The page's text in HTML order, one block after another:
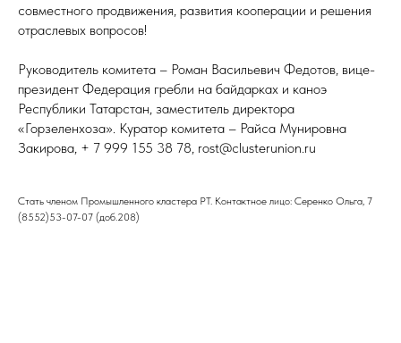
совместного продвижения, развития кооперации и решения
отраслевых вопросов!
Руководитель комитета – Роман Васильевич Федотов, вице-
президент Федерация гребли на байдарках и каноэ
Республики Татарстан, заместитель директора
«Горзеленхоза». Куратор комитета – Райса Мунировна
Закирова, + 7 999 155 38 78, rost@clusterunion.ru
Стать членом Промышленного кластера РТ. Контактное лицо: Серенко Ольга, 7
(8552)53-07-07 (доб.208)